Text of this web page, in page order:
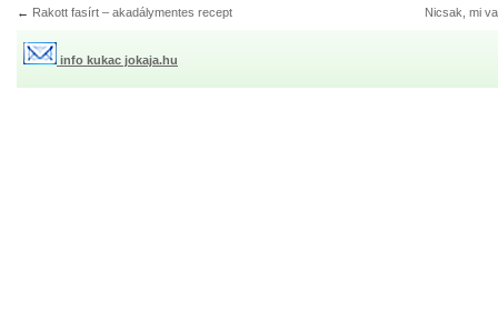
← Rakott fasírt – akadálymentes recept Nicsak, mi
info kukac jokaja.hu